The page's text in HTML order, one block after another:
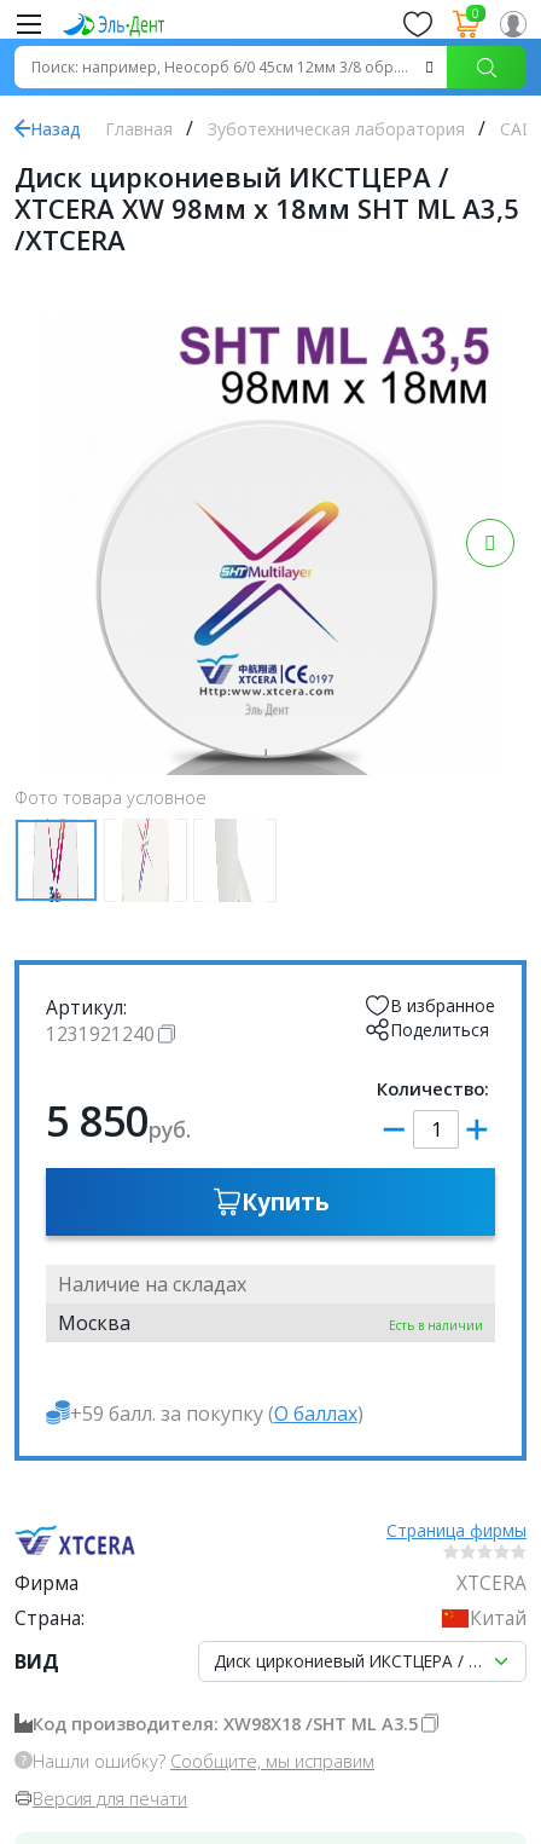
0
Назад Главная Зуботехническая лаборатория
Диск циркониевый ИКСТЦЕРА /
XTCERA XW 98мм х 18мм SHT ML A3,5
/XTCERA
Фото товара условное
Артикул:
1231921240
В избранное
Поделиться
5 850руб.
Количество:
Купить
Наличие на складах
Москва
Есть в наличии
+59 балл. за покупку (О баллах)
Страница фирмы
Фирма
XTCERA
Страна:
Китай
ВИД
Диск циркониевый ИКСТЦЕРА / XTCERA
Код производителя: XW98X18 /SHT ML A3.5
Нашли ошибку? Сообщите, мы исправим
Версия для печати